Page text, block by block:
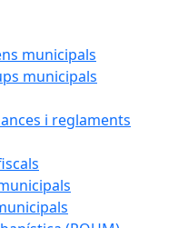
municipals
municipals
i reglaments